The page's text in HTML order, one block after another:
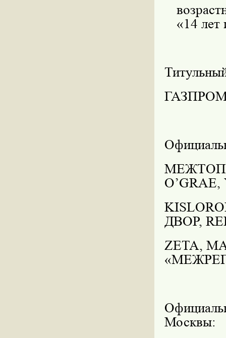
«14
O’GRAE,
ДВОР,
ZETA,
Москвы: